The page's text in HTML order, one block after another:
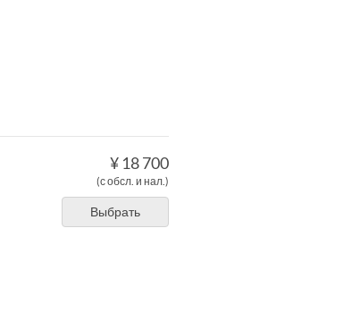
¥ 18 700
(с обсл. и нал.)
Выбрать